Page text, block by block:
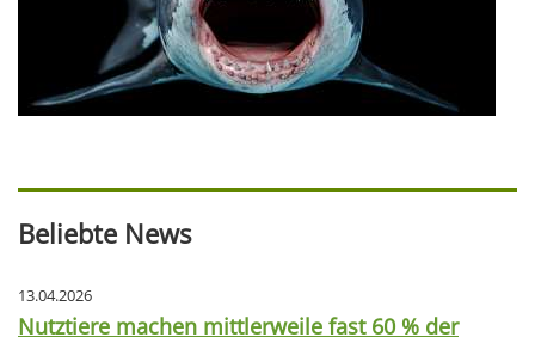
Beliebte News
13.04.2026
Nutztiere machen mittlerweile fast 60 % der